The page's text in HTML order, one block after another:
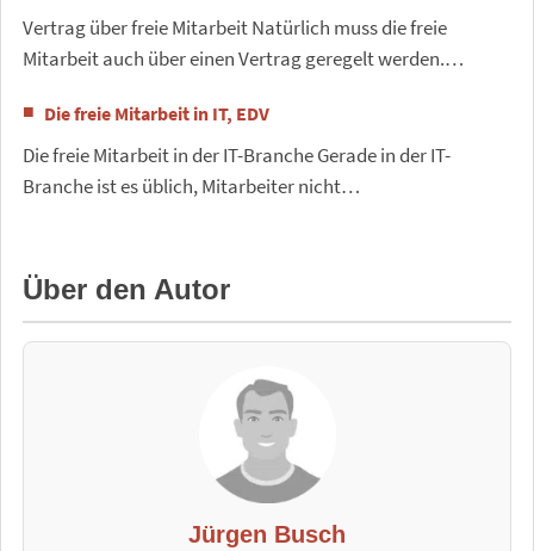
Vertrag über freie Mitarbeit Natürlich muss die freie
Mitarbeit auch über einen Vertrag geregelt werden.…
Die freie Mitarbeit in IT, EDV
Die freie Mitarbeit in der IT-Branche Gerade in der IT-
Branche ist es üblich, Mitarbeiter nicht…
Über den Autor
Jürgen Busch